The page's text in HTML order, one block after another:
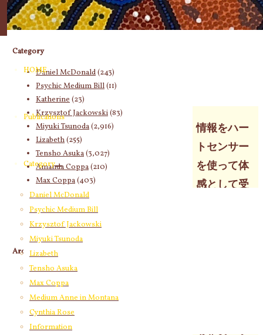
HOME
Publications
Category
Daniel McDonald
Psychic Medium Bill
Krzysztof Jackowski
Miyuki Tsunoda
Lizabeth
Tensho Asuka
Max Coppa
Medium Anne in Montana
Cynthia Rose
Information
情報をハー
トセンサー
を使って体
感として受
Category
Daniel McDonald(243)
Psychic Medium Bill(11)
Katherine(23)
Krzysztof Jackowski(83)
Miyuki Tsunoda(2,916)
Lizabeth(255)
Tensho Asuka(3,027)
Amanda Coppa(210)
Max Coppa(403)
Medium Anne in Montana
Cynthia Rose(4)
Archives
2026年8月(11)
2026年7月
2026年6月(60)
2026年5月(67)
2026年4月